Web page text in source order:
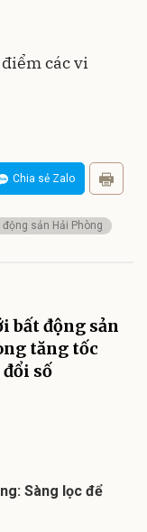
các vi
Chia sẻ Zalo
sản Hải Phòng
bất động sản
tăng tốc
số
Sàng lọc để